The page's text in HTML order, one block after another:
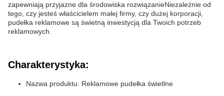
zapewniają przyjazne dla środowiska rozwiązanieNiezależnie od
tego, czy jesteś właścicielem małej firmy, czy dużej korporacji,
pudełka reklamowe są świetną inwestycją dla Twoich potrzeb
reklamowych.
Charakterystyka:
Nazwa produktu: Reklamowe pudełka świetlne